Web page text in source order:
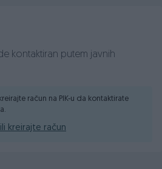
sjedalice
kontaktiran putem javnih
račun na PIK-u da kontaktirate
kreirajte račun